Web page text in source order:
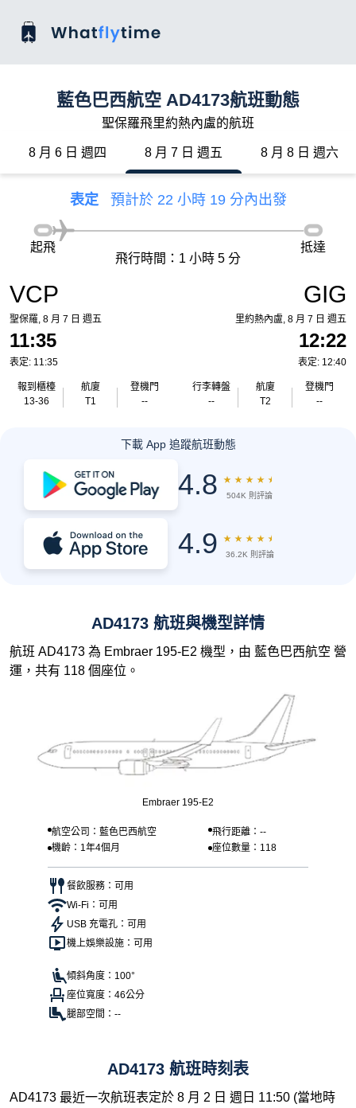
藍色巴西航空 AD4173航班動態
聖保羅飛里約熱內盧的航班
8 月 6 日 週四 8 月 7 日 週五 8 月 8 日 週六
表定 預計於 22 小時 19 分內出發
VCP
聖保羅, 8 月 7 日 週五
11:35
表定: 11:35
報到櫃檯
13-36
航廈
T1
登機門
--
起飛
飛行時間：1 小時 5 分
抵達
GIG
里約熱內盧, 8 月 7 日 週五
12:22
表定: 12:40
行李轉盤
--
航廈
T2
登機門
--
下載 App 追蹤航班動態
4.8 ★ ★ ★ ★ ★
504K 則評論
4.9 ★ ★ ★ ★ ★
36.2K 則評論
AD4173 航班與機型詳情
航班 AD4173 為 Embraer 195-E2 機型，由 藍色巴西航空 營
運，共有 118 個座位。
Embraer 195-E2
航空公司：藍色巴西航空
飛行距離：--
機齡：1年4個月
座位數量：118
餐飲服務：可用
Wi-Fi：可用
USB 充電孔：可用
機上娛樂設施：可用
傾斜角度：100°
座位寬度：46公分
腿部空間：--
AD4173 航班時刻表
AD4173 最近一次航班表定於 8 月 2 日 週日 11:50 (當地時